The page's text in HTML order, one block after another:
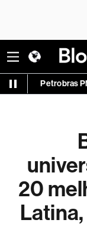
42.13
20